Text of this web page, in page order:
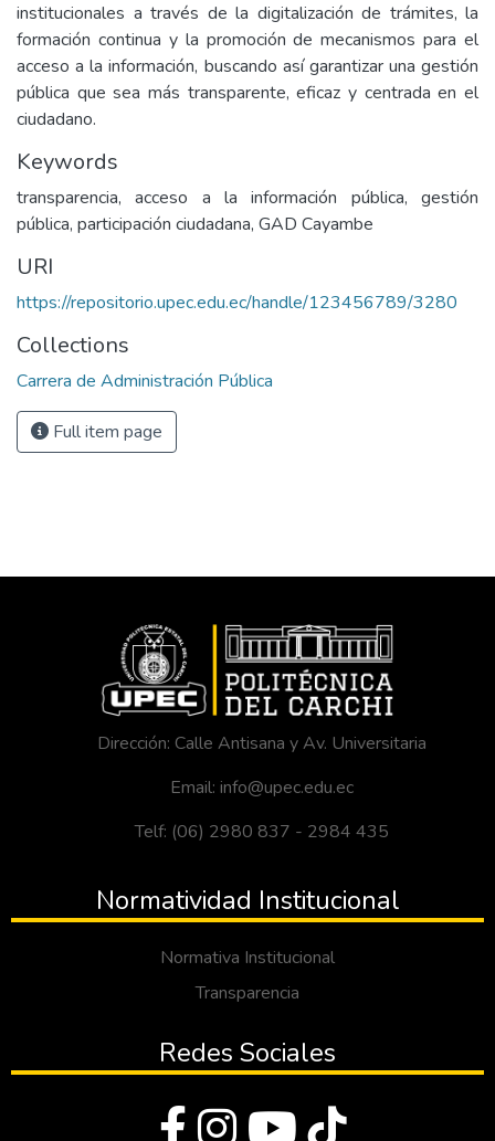
institucionales a través de la digitalización de trámites, la
formación continua y la promoción de mecanismos para el
acceso a la información, buscando así garantizar una gestión
pública que sea más transparente, eficaz y centrada en el
ciudadano.
Keywords
transparencia, acceso a la información pública, gestión
pública, participación ciudadana, GAD Cayambe
URI
https://repositorio.upec.edu.ec/handle/123456789/3280
Collections
Carrera de Administración Pública
Full item page
Dirección: Calle Antisana y Av. Universitaria
Email: info@upec.edu.ec
Telf: (06) 2980 837 - 2984 435
Normatividad Institucional
Normativa Institucional
Transparencia
Redes Sociales